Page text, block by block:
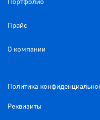
Прайс
О компании
Политика
Реквизиты